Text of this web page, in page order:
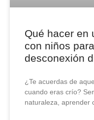
Qué hacer en
con niños
desconexión
¿Te acuerdas de
cuando eras crío?
naturaleza, aprender